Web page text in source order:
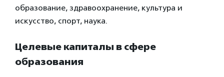
образование, здравоохранение, культура и
искусство, спорт, наука.
Целевые капиталы в сфере
образования